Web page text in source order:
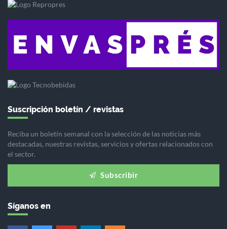
Suscripción boletín / revistas
Reciba un boletín semanal con la selección de las noticias más
destacadas, nuestras revistas, servicios y ofertas relacionados con
el sector.
Subscribir
Síganos en